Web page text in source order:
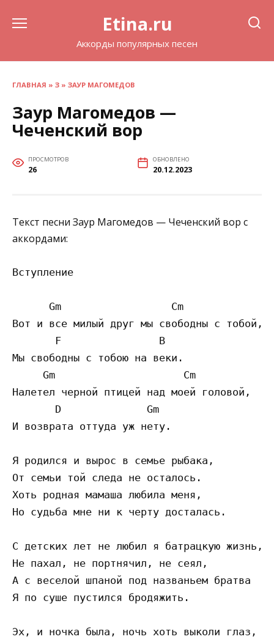
Etina.ru
Аккорды популярных песен
ГЛАВНАЯ » З » ЗАУР МАГОМЕДОВ
Заур Магомедов —
Чеченский вор
ПРОСМОТРОВ
26
ОБНОВЛЕНО
20.12.2023
Текст песни Заур Магомедов — Чеченский вор с
аккордами:
Вступление
      Gm                  Cm
Вот и все милый друг мы свободны с тобой,
       F                B
Мы свободны с тобою на веки.
     Gm                     Cm
Налетел черной птицей над моей головой,
       D              Gm
И возврата оттуда уж нету.
Я родился и вырос в семье рыбака,
От семьи той следа не осталось.
Хоть родная мамаша любила меня,
Но судьба мне ни к черту досталась.
С детских лет не любил я батрацкую жизнь,
Не пахал, не портнячил, не сеял,
А с веселой шпаной под названьем братва
Я по суше пустился бродяжить.
Эх, и ночка была, ночь хоть выколи глаз,